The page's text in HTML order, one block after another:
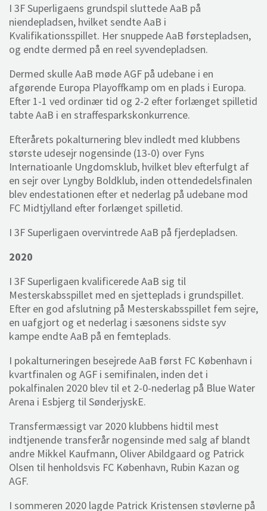
I 3F Superligaens grundspil sluttede AaB på
niendepladsen, hvilket sendte AaB i
Kvalifikationsspillet. Her snuppede AaB førstepladsen,
og endte dermed på en reel syvendepladsen.
Dermed skulle AaB møde AGF på udebane i en
afgørende Europa Playoffkamp om en plads i Europa.
Efter 1-1 ved ordinær tid og 2-2 efter forlænget spilletid
tabte AaB i en straffesparkskonkurrence.
Efterårets pokalturnering blev indledt med klubbens
største udesejr nogensinde (13-0) over Fyns
Internatioanle Ungdomsklub, hvilket blev efterfulgt af
en sejr over Lyngby Boldklub, inden ottendedelsfinalen
blev endestationen efter et nederlag på udebane mod
FC Midtjylland efter forlænget spilletid.
I 3F Superligaen overvintrede AaB på fjerdepladsen.
2020
I 3F Superligaen kvalificerede AaB sig til
Mesterskabsspillet med en sjetteplads i grundspillet.
Efter en god afslutning på Mesterskabsspillet fem sejre,
en uafgjort og et nederlag i sæsonens sidste syv
kampe endte AaB på en femteplads.
I pokalturneringen besejrede AaB først FC København i
kvartfinalen og AGF i semifinalen, inden det i
pokalfinalen 2020 blev til et 2-0-nederlag på Blue Water
Arena i Esbjerg til SønderjyskE.
Transfermæssigt var 2020 klubbens hidtil mest
indtjenende transferår nogensinde med salg af blandt
andre Mikkel Kaufmann, Oliver Abildgaard og Patrick
Olsen til henholdsvis FC København, Rubin Kazan og
AGF.
I sommeren 2020 lagde Patrick Kristensen støvlerne på